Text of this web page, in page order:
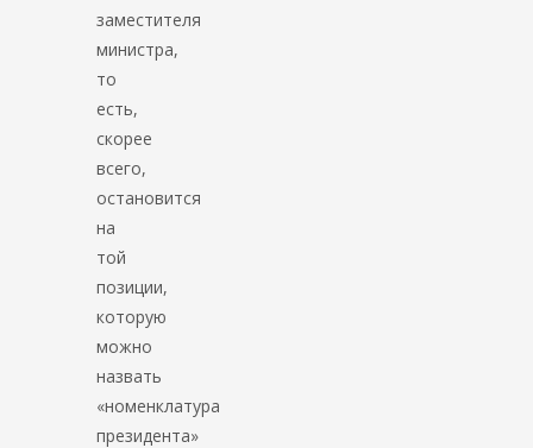
заместителя
министра,
то
есть,
скорее
всего,
остановится
на
той
позиции,
которую
можно
назвать
«номенклатура
президента»